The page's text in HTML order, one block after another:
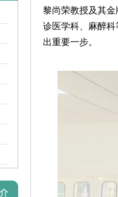
黎尚荣教授及其
诊医学科、麻醉
出重要一步。